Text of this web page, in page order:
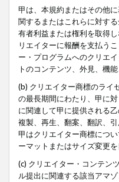
甲は、本規約またはその他
関するまたはこれらに対す
有者利益または権利を取得
リエイターに報酬を支払う
ー・プログラムへのクリエ
トのコンテンツ、外見、機
(b) クリエイター商標のライ
の最長期間にわたり、甲に
に関連して甲に提供される
複製、再生、翻案、翻訳、
甲はクリエイター商標につ
ーマットまたはサイズ変更
(c) クリエイター・コンテン
ル提出に関連する該当アマ